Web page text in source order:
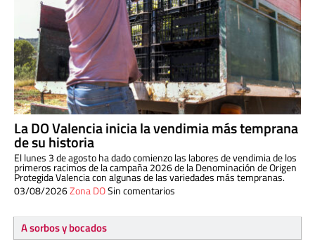
La DO Valencia inicia la vendimia más temprana
de su historia
El lunes 3 de agosto ha dado comienzo las labores de vendimia de los
primeros racimos de la campaña 2026 de la Denominación de Origen
Protegida Valencia con algunas de las variedades más tempranas.
03/08/2026Zona DOSin comentarios
A sorbos y bocados